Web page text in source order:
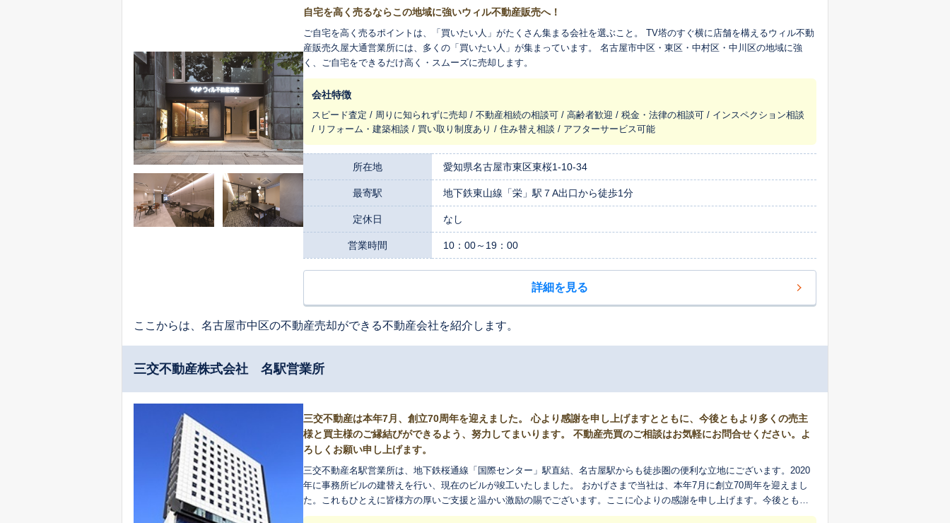
自宅を高く売るならこの地域に強いウィル不動産販売へ！
ご自宅を高く売るポイントは、「買いたい人」がたくさん集まる会社を選ぶこと。 TV塔のすぐ横に店舗を構えるウィル不動
産販売久屋大通営業所には、多くの「買いたい人」が集まっています。 名古屋市中区・東区・中村区・中川区の地域に強
く、ご自宅をできるだけ高く・スムーズに売却します。
会社特徴
スピード査定 / 周りに知られずに売却 / 不動産相続の相談可 / 高齢者歓迎 / 税金・法律の相談可 / インスペクション相談
/ リフォーム・建築相談 / 買い取り制度あり / 住み替え相談 / アフターサービス可能
所在地 愛知県名古屋市東区東桜1-10-34
最寄駅 地下鉄東山線「栄」駅７A出口から徒歩1分
定休日 なし
営業時間 10：00～19：00
詳細を見る
ここからは、名古屋市中区の不動産売却ができる不動産会社を紹介します。
三交不動産株式会社 名駅営業所
三交不動産は本年7月、創立70周年を迎えました。 心より感謝を申し上げますとともに、今後ともより多くの売主
様と買主様のご縁結びができるよう、努力してまいります。 不動産売買のご相談はお気軽にお問合せください。よ
ろしくお願い申し上げます。
三交不動産名駅営業所は、地下鉄桜通線「国際センター」駅直結、名古屋駅からも徒歩圏の便利な立地にございます。2020
年に事務所ビルの建替えを行い、現在のビルが竣工いたしました。 おかげさまで当社は、本年7月に創立70周年を迎えまし
た。これもひとえに皆様方の厚いご支援と温かい激励の賜でございます。ここに心よりの感謝を申し上げます。今後ともよ
り一層、地域社会に貢献できるよう努力してまいります。 名駅営業所は、名古屋市中村区・名古屋市西区・名古屋市中区・